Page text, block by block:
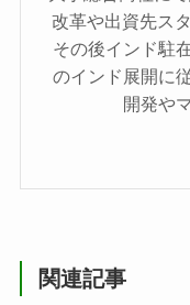
改革や出資先ス
その後インド駐
のインド展開に
開発や
関連記事